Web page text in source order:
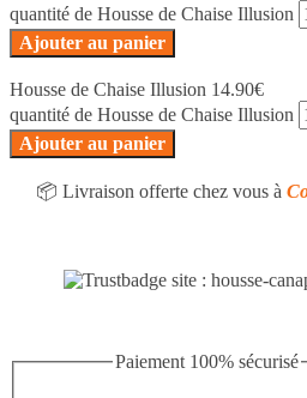
quantité de Housse de Chaise Illusion
Ajouter au panier
Housse de Chaise Illusion 14.90€
quantité de Housse de Chaise Illusion
Ajouter au panier
📦 Livraison offerte chez vous à
Paiement 100% sécurisé